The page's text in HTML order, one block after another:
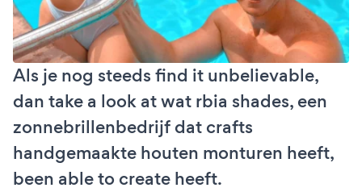
Als je nog steeds find it unbelievable,
dan take a look at wat rbia shades, een
zonnebrillenbedrijf dat crafts
handgemaakte houten monturen heeft,
been able to create heeft.